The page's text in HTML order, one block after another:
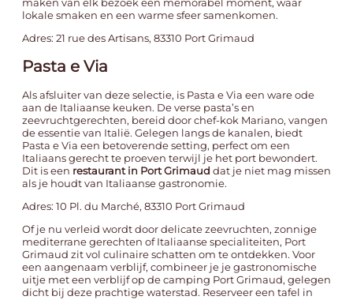
lokale smaken en een warme sfeer samenkomen.
Adres: 21 rue des Artisans, 83310 Port Grimaud
Pasta e Via
Als afsluiter van deze selectie, is Pasta e Via een ware ode
aan de Italiaanse keuken. De verse pasta’s en
zeevruchtgerechten, bereid door chef-kok Mariano, vangen
de essentie van Italië. Gelegen langs de kanalen, biedt
Pasta e Via een betoverende setting, perfect om een
Italiaans gerecht te proeven terwijl je het port bewondert.
Dit is een restaurant in Port Grimaud dat je niet mag missen
als je houdt van Italiaanse gastronomie.
Adres: 10 Pl. du Marché, 83310 Port Grimaud
Of je nu verleid wordt door delicate zeevruchten, zonnige
mediterrane gerechten of Italiaanse specialiteiten, Port
Grimaud zit vol culinaire schatten om te ontdekken. Voor
een aangenaam verblijf, combineer je je gastronomische
uitje met een verblijf op decamping Port Grimaud, gelegen
dicht bij deze prachtige waterstad. Reserveer een tafel in